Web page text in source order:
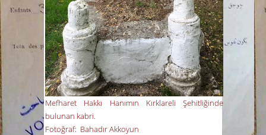
Mefharet Hakkı Hanımın Kırklareli Şehitliğinde
bulunan kabri.
Fotoğraf: Bahadır Akkoyun